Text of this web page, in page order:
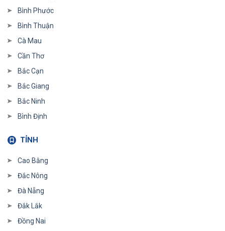
Bình Phước
Bình Thuận
Cà Mau
Cần Thơ
Bắc Cạn
Bắc Giang
Bắc Ninh
Bình Định
TỈNH
Cao Bằng
Đắc Nông
Đà Nẵng
Đắk Lắk
Đồng Nai